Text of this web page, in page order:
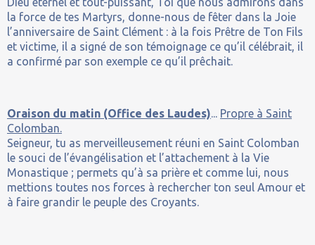
la force de tes Martyrs, donne-nous de fêter dans la Joie
l’anniversaire de Saint Clément : à la fois Prêtre de Ton Fils
et victime, il a signé de son témoignage ce qu’il célébrait, il
a confirmé par son exemple ce qu’il prêchait.
Oraison du matin (Office des Laudes)... Propre à Saint
Colomban.
Seigneur, tu as merveilleusement réuni en Saint Colomban
le souci de l’évangélisation et l’attachement à la Vie
Monastique ; permets qu’à sa prière et comme lui, nous
mettions toutes nos forces à rechercher ton seul Amour et
à faire grandir le peuple des Croyants.